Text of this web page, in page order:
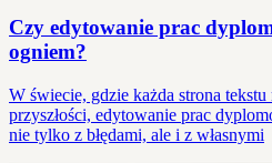
Czy edytowanie prac
ogniem?
W świecie, gdzie każda strona
przyszłości, edytowanie prac
nie tylko z błędami, ale i z własnymi